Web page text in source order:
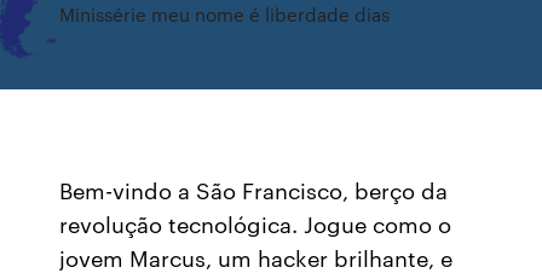
Minissérie meu nome é liberdade dias
Bem-vindo a São Francisco, berço da
revolução tecnológica. Jogue como o
jovem Marcus, um hacker brilhante, e